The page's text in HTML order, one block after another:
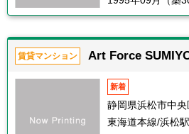
賃貸マンション Art Force
新着
静岡県浜松市中央
東海道本線/浜松